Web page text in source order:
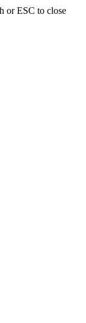
or ESC to close